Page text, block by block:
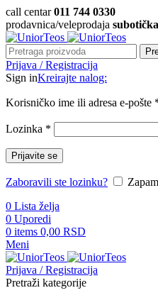
call centar011 744 0330
prodavnica/veleprodaja
Prijava / Registracija
Sign inKreirajte nalog:
Korisničko ime ili adresa e-pošte
Lozinka *
Prijavite se
Zaboravili ste lozinku?
0 Lista želja
0 Uporedi
0 items 0,00 RSD
Meni
Prijava / Registracija
Pretraži kategorije